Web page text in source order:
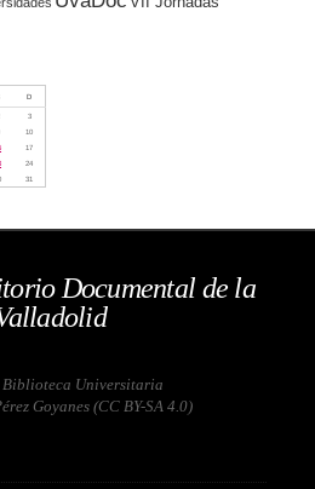
D
3
10
17
24
31
Documental de la
Universitaria
Goyanes (CC BY-SA 4.0)